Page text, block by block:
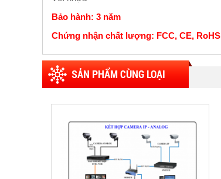
Bảo hành: 3 năm
Chứng nhận chất lượng: FCC, CE, RoHS
SẢN PHẨM CÙNG LOẠI